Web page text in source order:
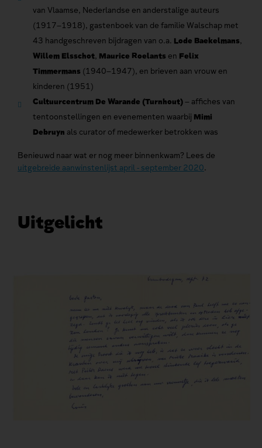
van Vlaamse, Nederlandse en anderstalige auteurs
(1917–1918), gastenboek van de familie Walschap met
43 handgeschreven bijdragen van o.a. Lode Baekelmans,
Willem Elsschot, Maurice Roelants en Felix
Timmermans (1940–1947), en brieven aan vrouw en
kinderen (1951)
Cultuurcentrum De Warande (Turnhout)– affiches van
tentoonstellingen en evenementen waarbij Mimi
Debruyn als curator of medewerker betrokken was
Benieuwd naar wat er nog meer binnenkwam? Lees de
uitgebreide aanwinstenlijst april - september 2020.
Uitgelicht